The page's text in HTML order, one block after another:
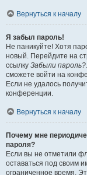
Вернуться к началу
Я забыл пароль!
Не паникуйте! Хотя
новый. Перейдите на
ссылку Забыли пароль?
сможете войти на
Если не удалось
конференции.
Вернуться к началу
Почему мне
пароля?
Если вы не отметили
оставаться под своим
ограниченное время.